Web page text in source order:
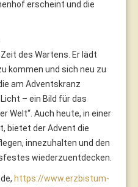
erscheint und die
des Wartens. Er lädt
kommen und sich neu zu
am Adventskranz
– ein Bild für das
Welt“. Auch heute, in einer
bietet der Advent die
innezuhalten und den
wiederzuentdecken.
https://www.erzbistum-